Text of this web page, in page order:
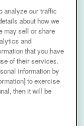
analyze our traffic
about how we
may sell or share
and
that you have
of their services.
information by
to exercise
then it will be